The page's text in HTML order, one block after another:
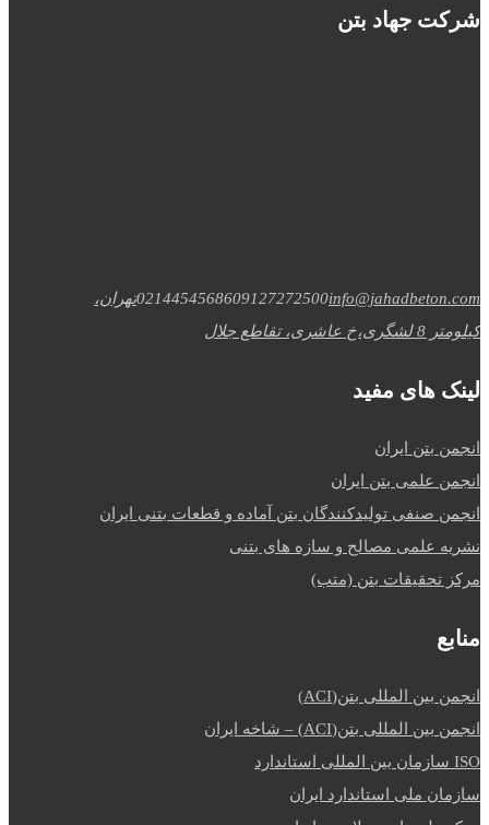
شرکت جهاد بتن
0214454568609127272500info@jahadbeton.com
تهران،
کیلومتر 8 لشگری،خ عاشری، تقاطع جلال
لینک های مفید
انجمن بتن ایران
انجمن علمی بتن ایران
انجمن صنفی تولیدکنندگان بتن آماده و قطعات بتنی ایران
نشریه علمی مصالح و سازه های بتنی
مرکز تحقیقات بتن (متب)
منابع
انجمن بین المللی بتن(ACI)
انجمن بین المللی بتن(ACI) – شاخه ایران
ISO سازمان بین المللی استاندارد
سازمان ملی استاندارد ایران